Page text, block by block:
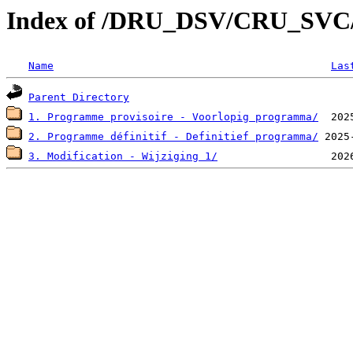
Index of /DRU_DSV/
Name
Parent Directory
1. Programme provisoire - Voorlopig programma/
2. Programme définitif - Definitief programma/
3. Modification - Wijziging 1/